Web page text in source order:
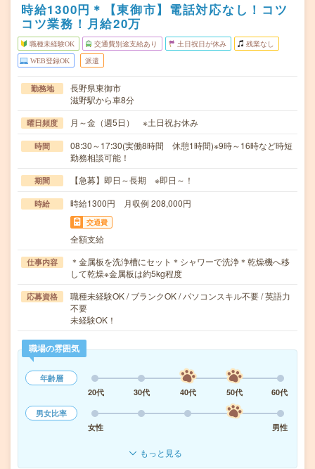
時給1300円＊【東御市】電話対応なし！コツ
コツ業務！月給20万
職種未経験OK 交通費別途支給あり 土日祝日が休み 残業なし
WEB登録OK 派遣
勤務地
長野県東御市
滋野駅から車8分
曜日頻度 月～金（週5日） ※土日祝お休み
時間
08:30～17:30(実働8時間 休憩1時間)※9時～16時など時短
勤務相談可能！
期間 【急募】即日～長期 ※即日～！
時給 時給1300円 月収例 208,000円
交通費
全額支給
仕事内容
＊金属板を洗浄槽にセット＊シャワーで洗浄＊乾燥機へ移
して乾燥※金属板は約5kg程度
応募資格
職種未経験OK / ブランクOK / パソコンスキル不要 / 英語力
不要
未経験OK！
職場の雰囲気
年齢層
20代
30代 40代 50代
60代
男女比率
女性
男性
もっと見る